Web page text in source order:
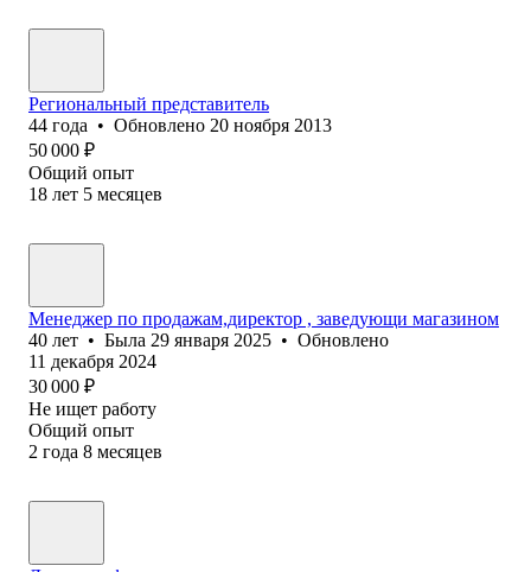
Региональный представитель
44 года • Обновлено 20 ноября 2013
50 000 ₽
Общий опыт
18 лет 5 месяцев
Менеджер по продажам,директор , заведующи магазином
40 лет • Была 29 января 2025 • Обновлено
11 декабря 2024
30 000 ₽
Не ищет работу
Общий опыт
2 года 8 месяцев